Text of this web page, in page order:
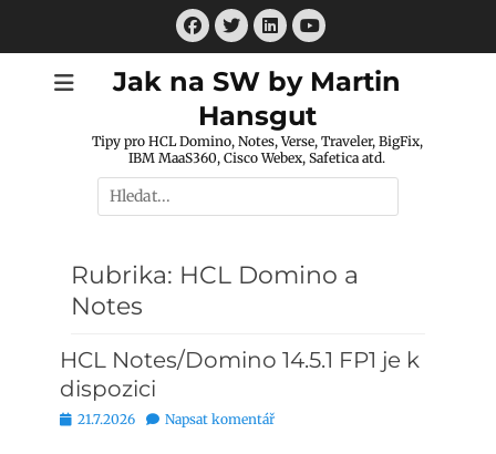
Facebook
Twitter
LinkedIn
Youtube
Jak na SW by Martin
Hansgut
Tipy pro HCL Domino, Notes, Verse, Traveler, BigFix,
IBM MaaS360, Cisco Webex, Safetica atd.
Hledat:
Rubrika: HCL Domino a
Notes
HCL Notes/Domino 14.5.1 FP1 je k
dispozici
Publikováno
21.7.2026 Napsat komentář